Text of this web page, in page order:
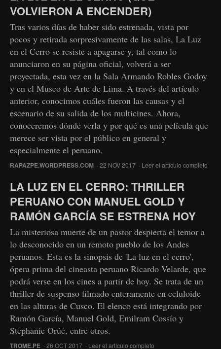
VOLVIERON A ENCENDER)
Tras varios días de haber sido estrenada, vista por
pocos y retirada sorpresivamente de las salas, La Luz
en el Cerro se resiste a apagarse y, tal como lo
anunciaron en su página oficial, volverá a ser
proyectada, esta vez en la Sala Armando Robles Godoy
y en el Museo de Arte de Lima. A través del artículo
anterior, conocimos cuáles fueron las causas y el
escenario de su salida de los multicines. Ahora,
conoceremos dónde verla y por qué es una película que
merece ser vista por el público en general y
especialmente el peruano.
RAPAZPE.WORDPRESS.COM · 22 NOV 2017 · Leer el artículo completo
LA LUZ EN EL CERRO: THRILLER
PERUANO CON MANUEL GOLD Y
RAMÓN GARCÍA SE ESTRENA HOY
La misteriosa muerte de un pastor despierta el temor a
lo desconocido en un remoto pueblo de los Andes
peruanos. Esta es la sinopsis de 'La luz en el cerro',
ópera prima del cineasta peruano Ricardo Velarde, que
podrá verse en los cines a partir de hoy. Se trata de un
thriller de suspenso filmado enteramente en celuloide
en las alturas de Cusco. El elenco está integrando por
Ramón García, Manuel Gold, Emilram Cossío y
Stephanie Orúe, entre otros.
TROME.PE · 26 OCT 2017 · Leer el artículo completo